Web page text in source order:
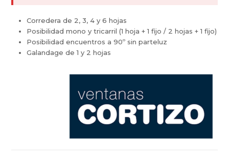
Corredera de 2, 3, 4 y 6 hojas
Posibilidad mono y tricarril (1 hoja + 1 fijo / 2 hojas + 1 fijo)
Posibilidad encuentros a 90º sin parteluz
Galandage de 1 y 2 hojas